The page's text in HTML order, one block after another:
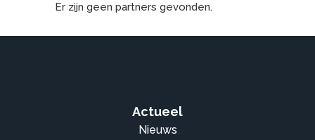
Er zijn geen partners gevonden.
Actueel
Nieuws